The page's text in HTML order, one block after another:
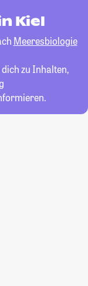
Kiel
Meeresbiologie
zu Inhalten,